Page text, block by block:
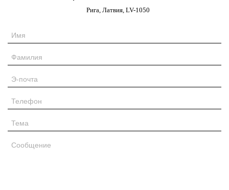
Рига, Латвия, LV-1050